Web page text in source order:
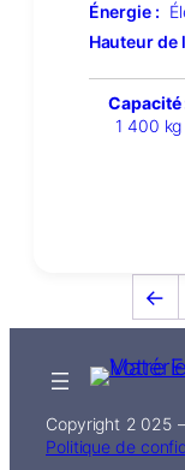
Énergie :
Hauteur de
Capacité
1 400 kg
←
Copyright 2 025 –
Politique de